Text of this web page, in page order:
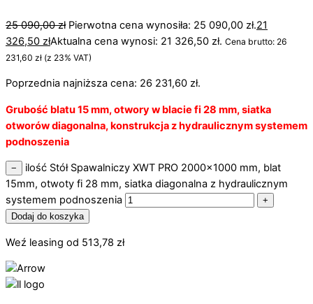
25 090,00zł Pierwotna cena wynosiła: 25 090,00 zł.21
326,50 złAktualna cena wynosi: 21 326,50 zł. Cena brutto: 26
231,60 zł (z 23% VAT)
Poprzednia najniższa cena: 26 231,60 zł.
Grubość blatu 15 mm, otwory w blacie fi 28 mm, siatka
otworów diagonalna, konstrukcja z hydraulicznym systemem
podnoszenia
−
ilość Stół Spawalniczy XWT PRO 2000x1000 mm, blat
15mm, otwoty fi 28 mm, siatka diagonalna z hydraulicznym
systemem podnoszenia
+
Dodaj do koszyka
Weź leasing od 513,78 zł